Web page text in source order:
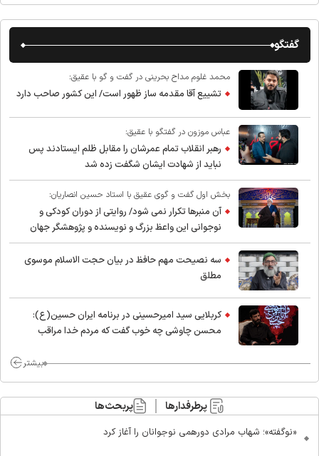
گفتگو
محمد غلوم مداح بحرینی در گفت و گو با عقیق:
تشییع آقا مقدمه ساز ظهور است/ این کشور صاحب دارد
عباس موزون در گفتگو با عقیق:
رهبر انقلاب تمام عمرشان را مقابل ظلم ایستادند پس
نباید از شهادت ایشان شگفت زده شد
بخش اول گفت و گوی عقیق با استاد حسین انصاریان:
آن منبرها تکرار نمی شود/ روایتی از دوران کودکی و
نوجوانی این واعظ بزرگ و نویسنده و پژوهشگر جهان
اسلام
سه نصیحت مهم حافظ در بیان حجت الاسلام موسوی
مطلق
کربلایی سید امیر‌حسینی در برنامه ایران حسین(ع):
محسن چاوشی چه خوب گفت که مردم خدا مراقب
بیشتر
پرطرفدارها پربحث‌ها
«نوگفته»؛ شهاب مرادی دورهمی نوجوانان را آغاز کرد